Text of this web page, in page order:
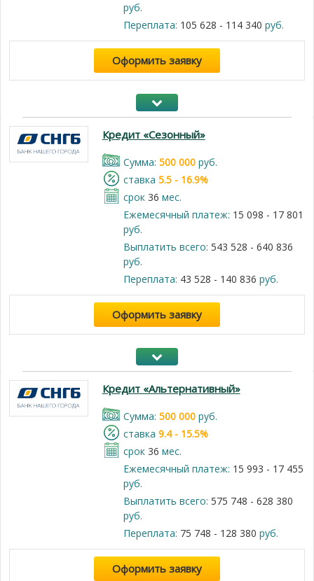
руб.
Переплата: 105 628 - 114 340 руб.
Оформить заявку
Кредит «Сезонный»
Cумма: 500 000руб.
cтавка 5.5 - 16.9%
срок 36 мес.
Ежемесячный платеж: 15 098 - 17 801
руб.
Выплатить всего: 543 528 - 640 836
руб.
Переплата: 43 528 - 140 836 руб.
Оформить заявку
Кредит «Альтернативный»
Cумма: 500 000руб.
cтавка 9.4 - 15.5%
срок 36 мес.
Ежемесячный платеж: 15 993 - 17 455
руб.
Выплатить всего: 575 748 - 628 380
руб.
Переплата: 75 748 - 128 380 руб.
Оформить заявку